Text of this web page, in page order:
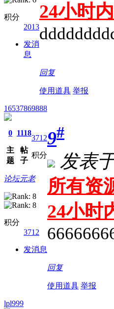
积分
2013
发消
息
24小时
回复
使用道具 举报
16537869888
0
主
题
1118
帖
子
3712
积分
论坛元老
积分
3712
发消息
9#
发表
所有资
24小时
回复
使用道具 举报
lpl999